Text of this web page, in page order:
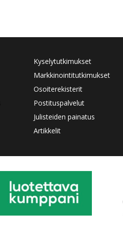
Kyselytutkimukset
Markkinointitutkimukset
Osoiterekisterit
Postituspalvelut
Julisteiden painatus
Artikkelit